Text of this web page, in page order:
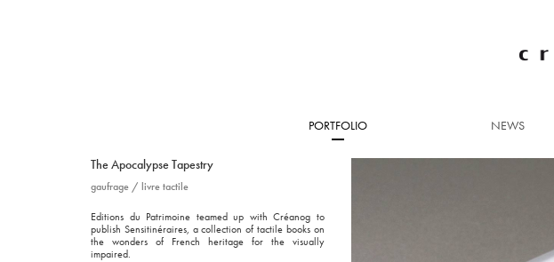
PORTFOLIO NEWS
The Apocalypse Tapestry
gaufrage / livre tactile
Editions du Patrimoine teamed up with Créanog to
publish Sensitinéraires, a collection of tactile books on
the wonders of French heritage for the visually
impaired.